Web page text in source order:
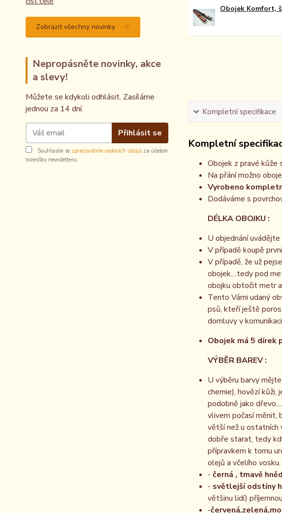
Zobrazit všechny novinky
Nepropásněte novinky, akce
a slevy!
Můžete se kdykoli odhlásit. Zasíláme
jednou za 14 dní.
Přihlásit se
Souhlasím se zpracováním osobních údajů za účelem
rozesílky newsletteru.
Obojek Komfort,
Kompletní specifikace
Kompletní
Obojek z pravé kůže
Na přání možno
Vyrobeno
Dodáváme s
DÉLKA OBOJKU :
U objednání
V případě koupě
V případě, že už
obojek....tedy pod
obojku obtočit metr
Tento Vámi udaný
psů, kteří ještě
domluvy v
Obojek má 5 dírek
VÝBĚR BAREV :
U výběru barvy
chemie), hovězí kůži,
podobně jako
vlivem počasí měnit,
větší než u ostatních
dobře starat, tedy
přípravkem k tomu
olejů a včelího
- černá , tmavě
- světlejší odstíny
většinu lidí)
-